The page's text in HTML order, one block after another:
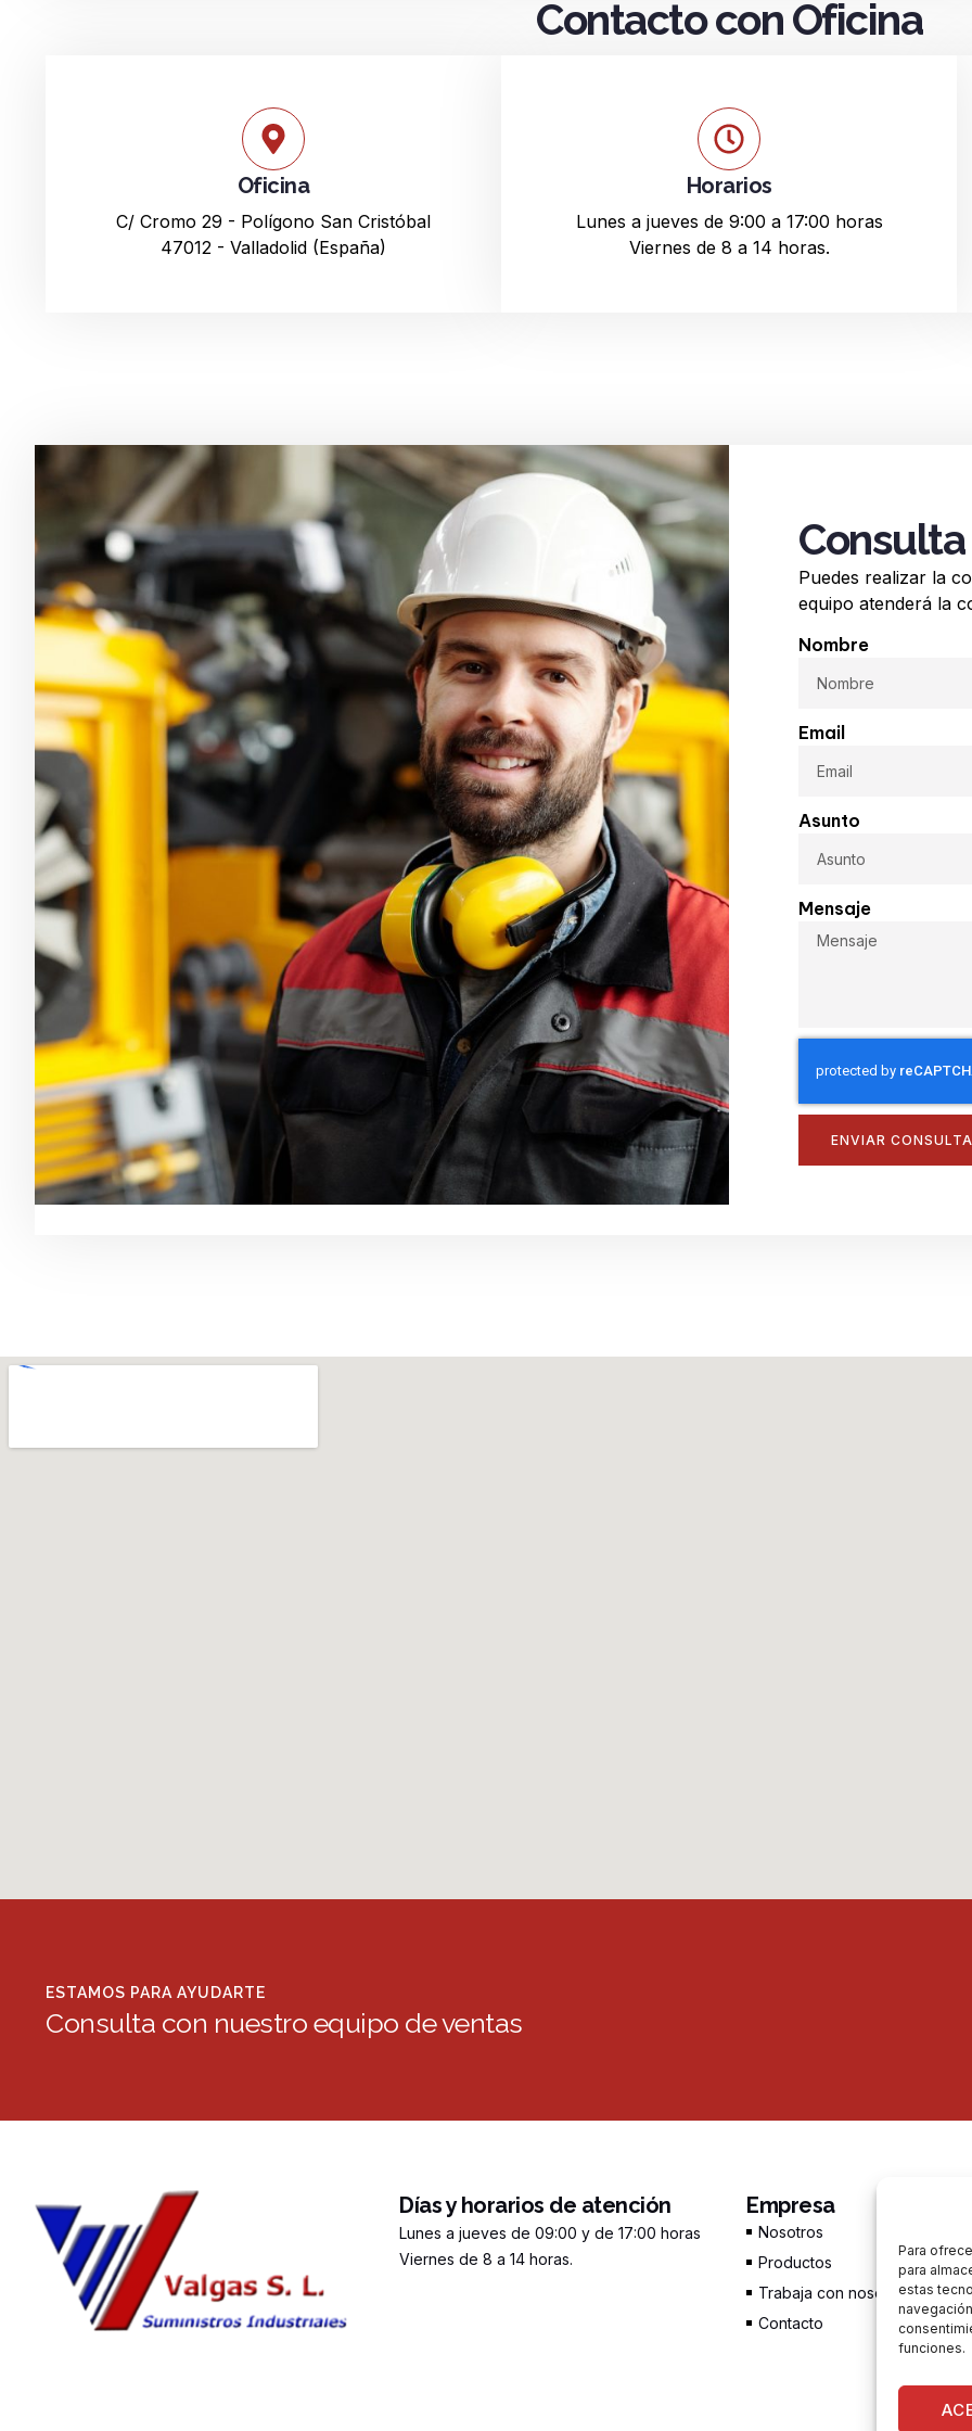
Para
para
estas
funciones.
Contacto con Oficina
Oficina
C/ Cromo 29 - Polígono San Cristóbal
47012 - Valladolid (España)
Horarios
Lunes a jueves de 9:00 a 17:00 horas
Viernes de 8 a 14 horas.
Puedes realizar la
equipo atenderá la
Nombre
Email
Asunto
Mensaje
ENVIAR CONSULTA
ESTAMOS PARA AYUDARTE
Consulta con nuestro equipo de ventas
Días y horarios de atención
Lunes a jueves de 09:00 y de 17:00 horas
Viernes de 8 a 14 horas.
Empresa
Nosotros
Productos
Trabaja con nosotros
Contacto